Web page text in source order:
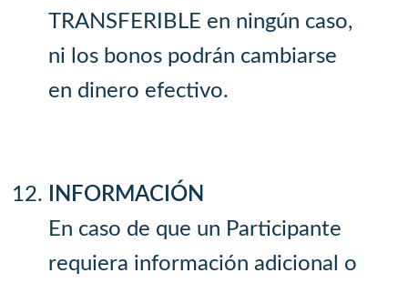
TRANSFERIBLE en ningún caso,
ni los bonos podrán cambiarse
en dinero efectivo.
INFORMACIÓN
En caso de que un Participante
requiera información adicional o